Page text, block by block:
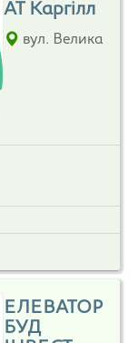
АТ Каргілл
вул. Велика
ЕЛЕВАТОР
БУД